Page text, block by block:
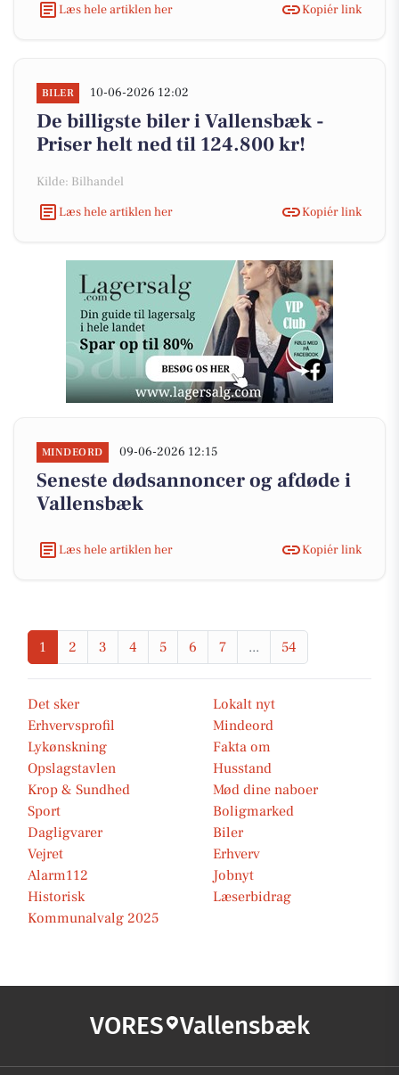
Læs hele artiklen her
Kopiér link
BILER 10-06-2026 12:02
De billigste biler i Vallensbæk -
Priser helt ned til 124.800 kr!
Kilde: Bilhandel
Læs hele artiklen her
Kopiér link
MINDEORD 09-06-2026 12:15
Seneste dødsannoncer og afdøde i
Vallensbæk
Læs hele artiklen her Kopiér link
1 2 3 4 5 6 7 ... 54
Det sker
Lokalt nyt
Erhvervsprofil
Mindeord
Lykønskning
Fakta om
Opslagstavlen
Husstand
Krop & Sundhed
Mød dine naboer
Sport
Boligmarked
Dagligvarer
Biler
Vejret
Erhverv
Alarm112
Jobnyt
Historisk
Læserbidrag
Kommunalvalg 2025
VORES Vallensbæk